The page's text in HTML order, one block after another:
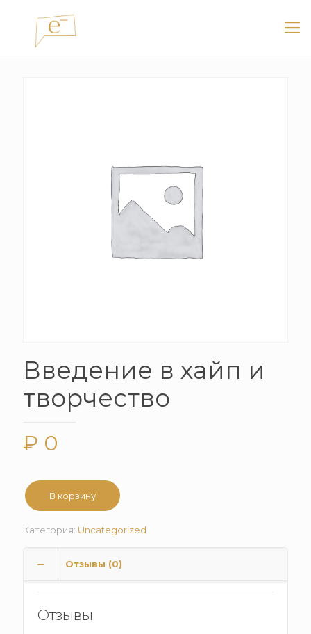
Введение в хайп и
творчество
₽ 0
В корзину
Категория: Uncategorized
Отзывы (0)
Отзывы